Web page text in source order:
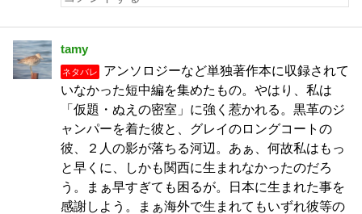
tamy
ネタバレ
アンソロジーなど単独著作本に収録されて
いなかった短中編を集めたもの。やはり、私は
「仮題・ぬえの密室」に強く惹かれる。黒革のジ
ャンパーを着た彼と、グレイのロングコートの
彼、２人の影が落ちる河辺。あぁ、何故私はもっ
と早くに、しかも関西に生まれなかったのだろ
う。まぁ早すぎても困るが。日本に生まれた事を
感謝しよう。まぁ海外で生まれてもいずれ彼等の